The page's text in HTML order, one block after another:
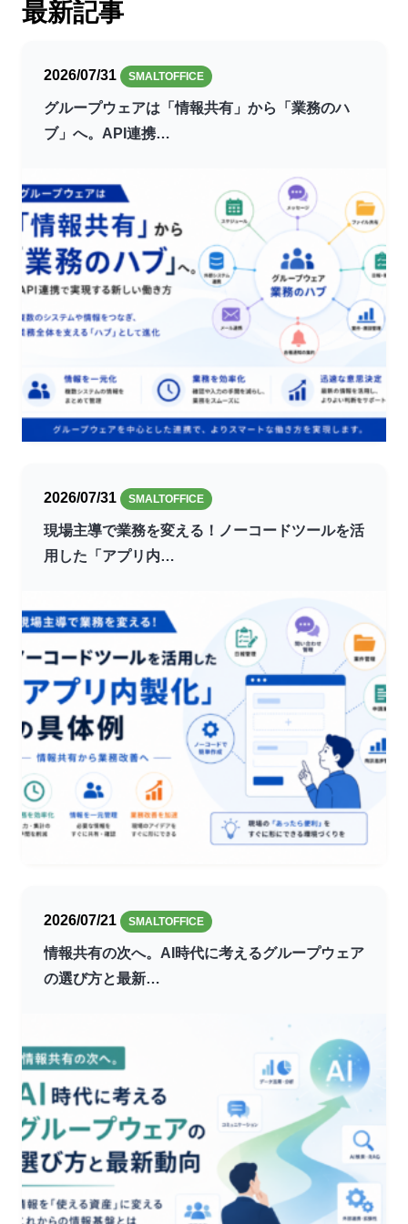
最新記事
2026/07/31 SMALTOFFICE
グループウェアは「情報共有」から「業務のハ
ブ」へ。API連携…
2026/07/31 SMALTOFFICE
現場主導で業務を変える！ノーコードツールを活
用した「アプリ内…
2026/07/21 SMALTOFFICE
情報共有の次へ。AI時代に考えるグループウェア
の選び方と最新…